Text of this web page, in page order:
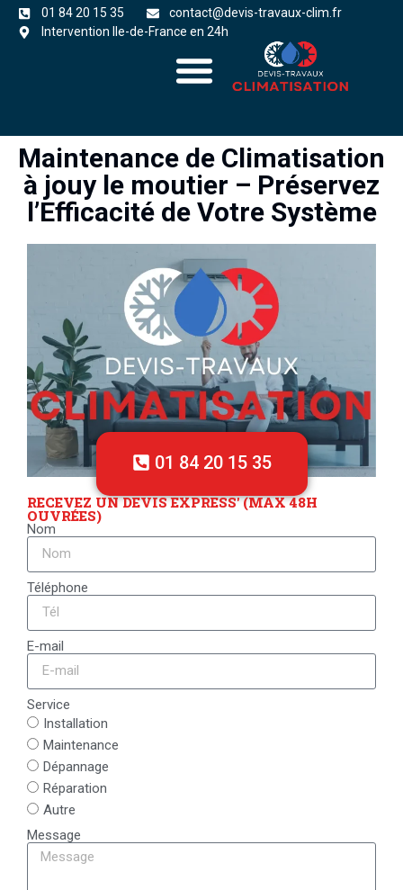
01 84 20 15 35
contact@devis-travaux-clim.fr
Intervention Ile-de-France en 24h
Maintenance de Climatisation
à jouy le moutier – Préservez
l’Efficacité de Votre Système
01 84 20 15 35
RECEVEZ UN DEVIS EXPRESS' (MAX 48H
OUVRÉES)
Nom
Téléphone
E-mail
Service
Installation
Maintenance
Dépannage
Réparation
Autre
Message